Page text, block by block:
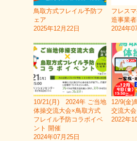
鳥取方式フレイル予防フ
ェア
2025年12月22日
フレス
造事業
2024年
10/21(月) 2024年 ご当地
体操交流大会×鳥取方式
フレイル予防コラボイベ
ント 開催
2024年07月25日
12/9(金)
交流大会
2022年